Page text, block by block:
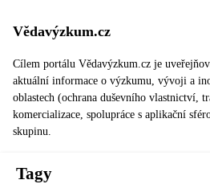
Vědavýzkum.cz
Cílem portálu Vědavýzkum.cz je
aktuální informace o výzkumu, vývoji a
oblastech (ochrana duševního vlastnictví,
komercializace, spolupráce s aplikační
skupinu.
Tagy